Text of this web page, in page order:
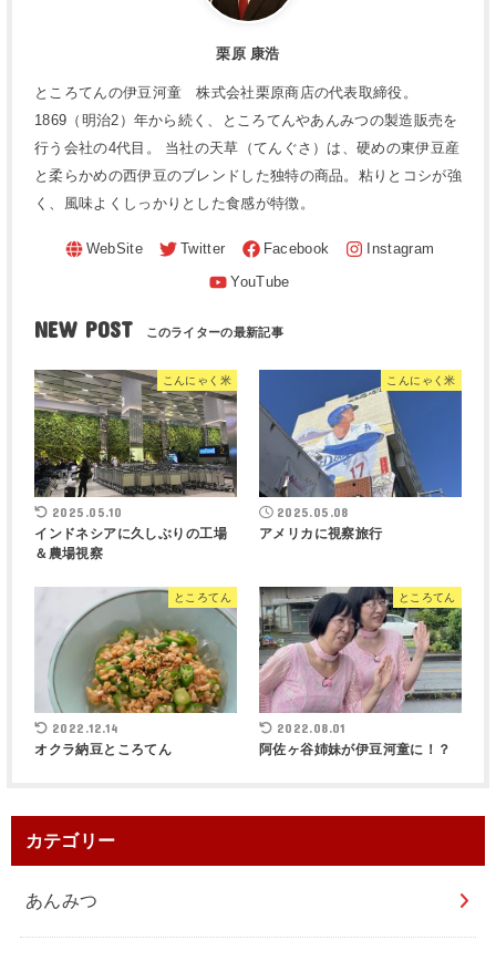
栗原 康浩
ところてんの伊豆河童 株式会社栗原商店の代表取締役。
1869（明治2）年から続く、ところてんやあんみつの製造販売を
行う会社の4代目。 当社の天草（てんぐさ）は、硬めの東伊豆産
と柔らかめの西伊豆のブレンドした独特の商品。粘りとコシが強
く、風味よくしっかりとした食感が特徴。
NEW POST
こんにゃく米
2025.05.10
インドネシアに久しぶりの工場
＆農場視察
こんにゃく米
2025.05.08
アメリカに視察旅行
ところてん
2022.12.14
オクラ納豆ところてん
ところてん
2022.08.01
阿佐ヶ谷姉妹が伊豆河童に！？
カテゴリー
あんみつ